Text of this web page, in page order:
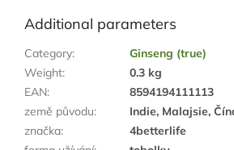
Additional parameters
Category:
Ginseng (true)
Weight:
0.3 kg
EAN:
8594194111113
země původu:
Indie, Malajsie,
značka:
4betterlife